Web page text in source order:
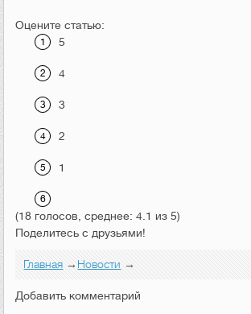
Оцените статью:
5
4
3
2
1
(18 голосов, среднее: 4.1 из 5)
Поделитесь с друзьями!
Главная →Новости →
Добавить комментарий